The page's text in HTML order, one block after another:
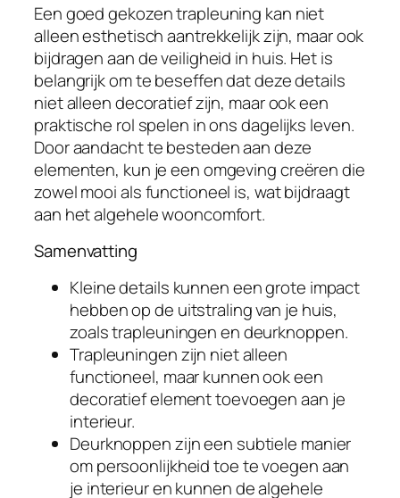
Een goed gekozen trapleuning kan niet
alleen esthetisch aantrekkelijk zijn, maar ook
bijdragen aan de veiligheid in huis. Het is
belangrijk om te beseffen dat deze details
niet alleen decoratief zijn, maar ook een
praktische rol spelen in ons dagelijks leven.
Door aandacht te besteden aan deze
elementen, kun je een omgeving creëren die
zowel mooi als functioneel is, wat bijdraagt
aan het algehele wooncomfort.
Samenvatting
Kleine details kunnen een grote impact
hebben op de uitstraling van je huis,
zoals trapleuningen en deurknoppen.
Trapleuningen zijn niet alleen
functioneel, maar kunnen ook een
decoratief element toevoegen aan je
interieur.
Deurknoppen zijn een subtiele manier
om persoonlijkheid toe te voegen aan
je interieur en kunnen de algehele